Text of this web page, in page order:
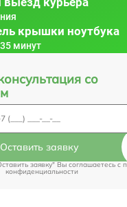
крышки ноутбука
минут
со
Оставить заявку
заявку" Вы соглашаетесь c
конфиденциальности